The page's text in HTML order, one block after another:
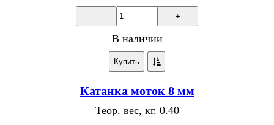
- +
В наличии
Купить
Катанка моток 8 мм
Теор. вес, кг. 0.40